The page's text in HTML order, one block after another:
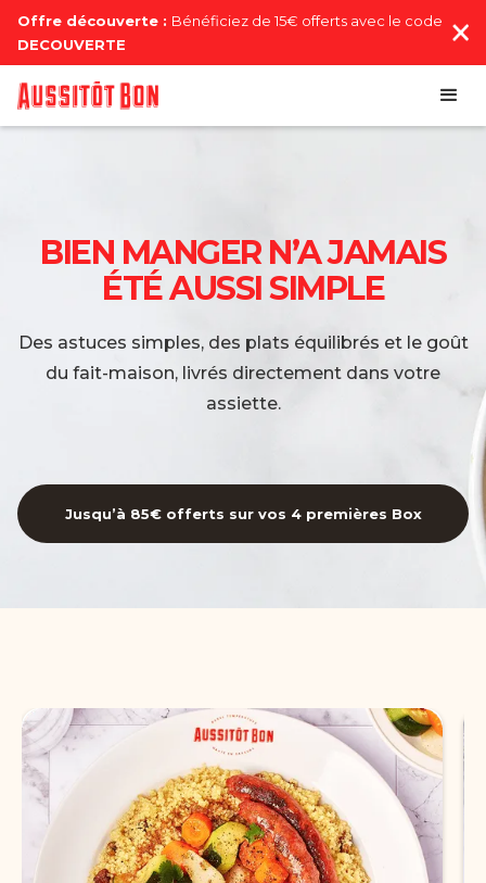
Offre découverte : Bénéficiez de 15€ offerts avec le code
DECOUVERTE
BIEN MANGER N’A JAMAIS
ÉTÉ AUSSI SIMPLE
Des astuces simples, des plats équilibrés et le goût
du fait-maison, livrés directement dans votre
assiette.
Jusqu’à 85€ offerts sur vos 4 premières Box